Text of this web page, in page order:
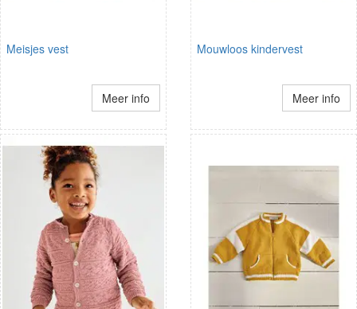
Meisjes vest
Meer info
Mouwloos kindervest
Meer info